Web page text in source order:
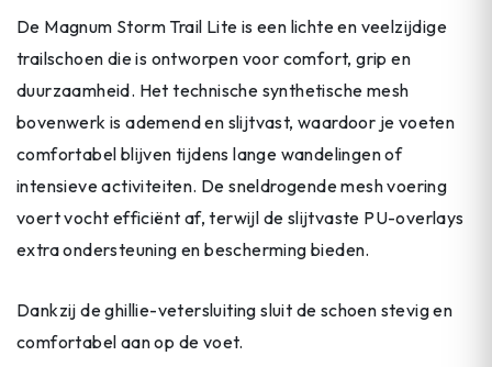
De Magnum Storm Trail Lite is een lichte en veelzijdige
trailschoen die is ontworpen voor comfort, grip en
duurzaamheid. Het technische synthetische mesh
bovenwerk is ademend en slijtvast, waardoor je voeten
comfortabel blijven tijdens lange wandelingen of
intensieve activiteiten. De sneldrogende mesh voering
voert vocht efficiënt af, terwijl de slijtvaste PU-overlays
extra ondersteuning en bescherming bieden.
Dankzij de ghillie-vetersluiting sluit de schoen stevig en
comfortabel aan op de voet.